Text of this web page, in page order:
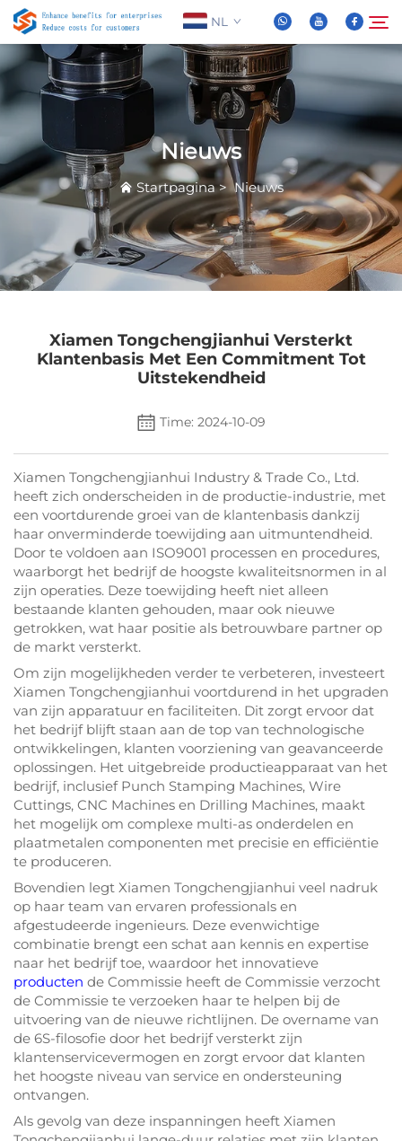
NL
Over Ons
Producten
Nieuws
FAQ
Contacteer Ons
Zoeken
Nieuws
Startpagina>Nieuws
Xiamen Tongchengjianhui Versterkt
Klantenbasis Met Een Commitment Tot
Uitstekendheid
Time: 2024-10-09
Xiamen Tongchengjianhui Industry & Trade Co., Ltd.
heeft zich onderscheiden in de productie-industrie, met
een voortdurende groei van de klantenbasis dankzij
haar onverminderde toewijding aan uitmuntendheid.
Door te voldoen aan ISO9001 processen en procedures,
waarborgt het bedrijf de hoogste kwaliteitsnormen in al
zijn operaties. Deze toewijding heeft niet alleen
bestaande klanten gehouden, maar ook nieuwe
getrokken, wat haar positie als betrouwbare partner op
de markt versterkt.
Om zijn mogelijkheden verder te verbeteren, investeert
Xiamen Tongchengjianhui voortdurend in het upgraden
van zijn apparatuur en faciliteiten. Dit zorgt ervoor dat
het bedrijf blijft staan aan de top van technologische
ontwikkelingen, klanten voorziening van geavanceerde
oplossingen. Het uitgebreide productieapparaat van het
bedrijf, inclusief Punch Stamping Machines, Wire
Cuttings, CNC Machines en Drilling Machines, maakt
het mogelijk om complexe multi-as onderdelen en
plaatmetalen componenten met precisie en efficiëntie
te produceren.
Bovendien legt Xiamen Tongchengjianhui veel nadruk
op haar team van ervaren professionals en
afgestudeerde ingenieurs. Deze evenwichtige
combinatie brengt een schat aan kennis en expertise
naar het bedrijf toe, waardoor het innovatieve
producten de Commissie heeft de Commissie verzocht
de Commissie te verzoeken haar te helpen bij de
uitvoering van de nieuwe richtlijnen. De overname van
de 6S-filosofie door het bedrijf versterkt zijn
klantenservicevermogen en zorgt ervoor dat klanten
het hoogste niveau van service en ondersteuning
ontvangen.
Als gevolg van deze inspanningen heeft Xiamen